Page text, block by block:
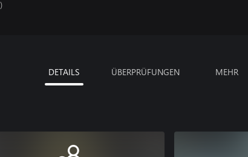
DETAILS ÜBERPRÜFUNGEN MEHR